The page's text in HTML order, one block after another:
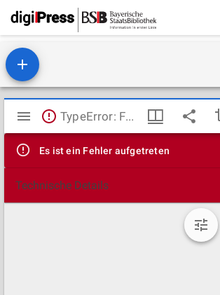
Mirador
Viewer
TypeError: Failed to fetch
Es ist ein Fehler aufgetreten
Technische Details